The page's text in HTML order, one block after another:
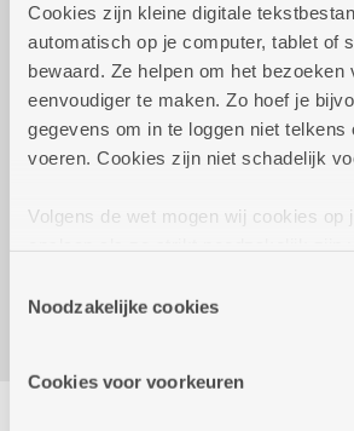
Cookies zijn kleine digitale
automatisch op je computer, tablet of
bewaard. Ze helpen om het bezoeken
eenvoudiger te maken. Zo hoef je
gegevens om in te loggen niet telkens
voeren. Cookies zijn niet schadelijk
Volgens de wet mogen wij cookies op
cookies hebben we jouw toestemming
cookies worden geplaatst door derde
informatie over jouw (geanonimiseerd)
Noodzakelijke cookies
Cookies voor voorkeuren
Praktisch
donderdag 17 september
2026
Dienstencentrum Oversnes
2610 Wilrijk
Delen